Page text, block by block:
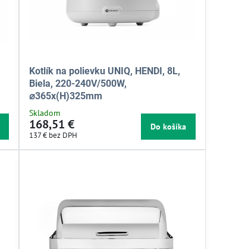
Kotlík na polievku UNIQ, HENDI, 8L,
Biela, 220-240V/500W,
⌀365x(H)325mm
Skladom
168,51 €
137 € bez DPH
Do košíka